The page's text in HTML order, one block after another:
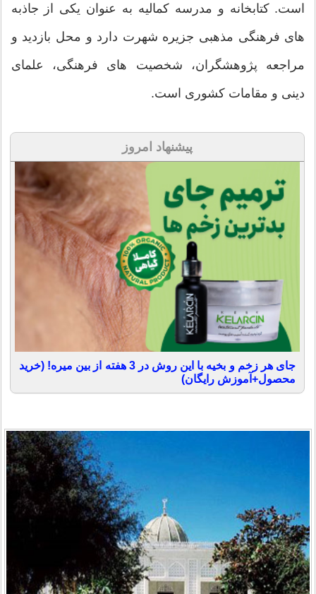
است. کتابخانه و مدرسه کماليه به عنوان يکى از جاذبه
هاى فرهنگى مذهبى جزيره شهرت دارد و محل بازديد و
مراجعه پژوهشگران، شخصيت هاى فرهنگى، علماى
دينى و مقامات کشورى است.
پیشنهاد امروز
جای هر زخم و بخیه با این روش در 3 هفته از بین میره! (خرید
محصول+آموزش رایگان)